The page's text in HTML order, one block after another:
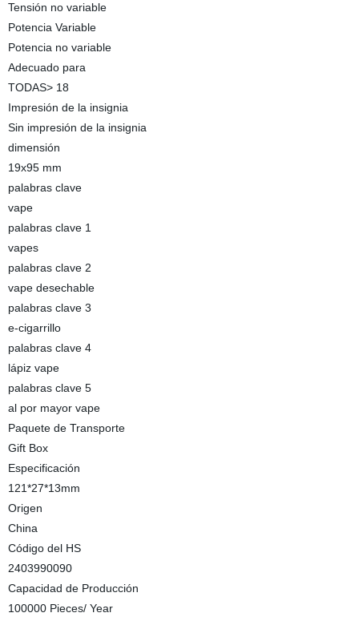
Tensión no variable
Potencia Variable
Potencia no variable
Adecuado para
TODAS> 18
Impresión de la insignia
Sin impresión de la insignia
dimensión
19x95 mm
palabras clave
vape
palabras clave 1
vapes
palabras clave 2
vape desechable
palabras clave 3
e-cigarrillo
palabras clave 4
lápiz vape
palabras clave 5
al por mayor vape
Paquete de Transporte
Gift Box
Especificación
121*27*13mm
Origen
China
Código del HS
2403990090
Capacidad de Producción
100000 Pieces/ Year